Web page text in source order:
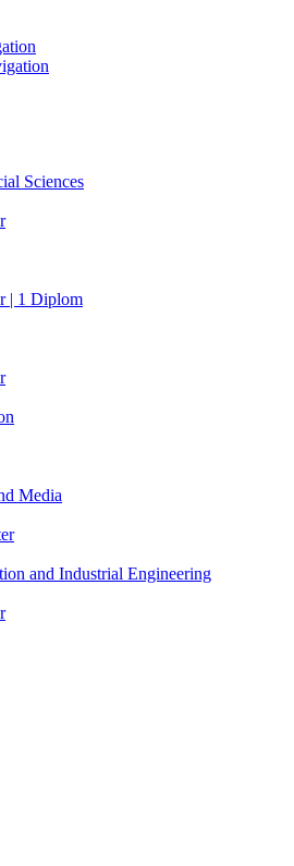
Sciences
| 1 Diplom
Media
and Industrial Engineering